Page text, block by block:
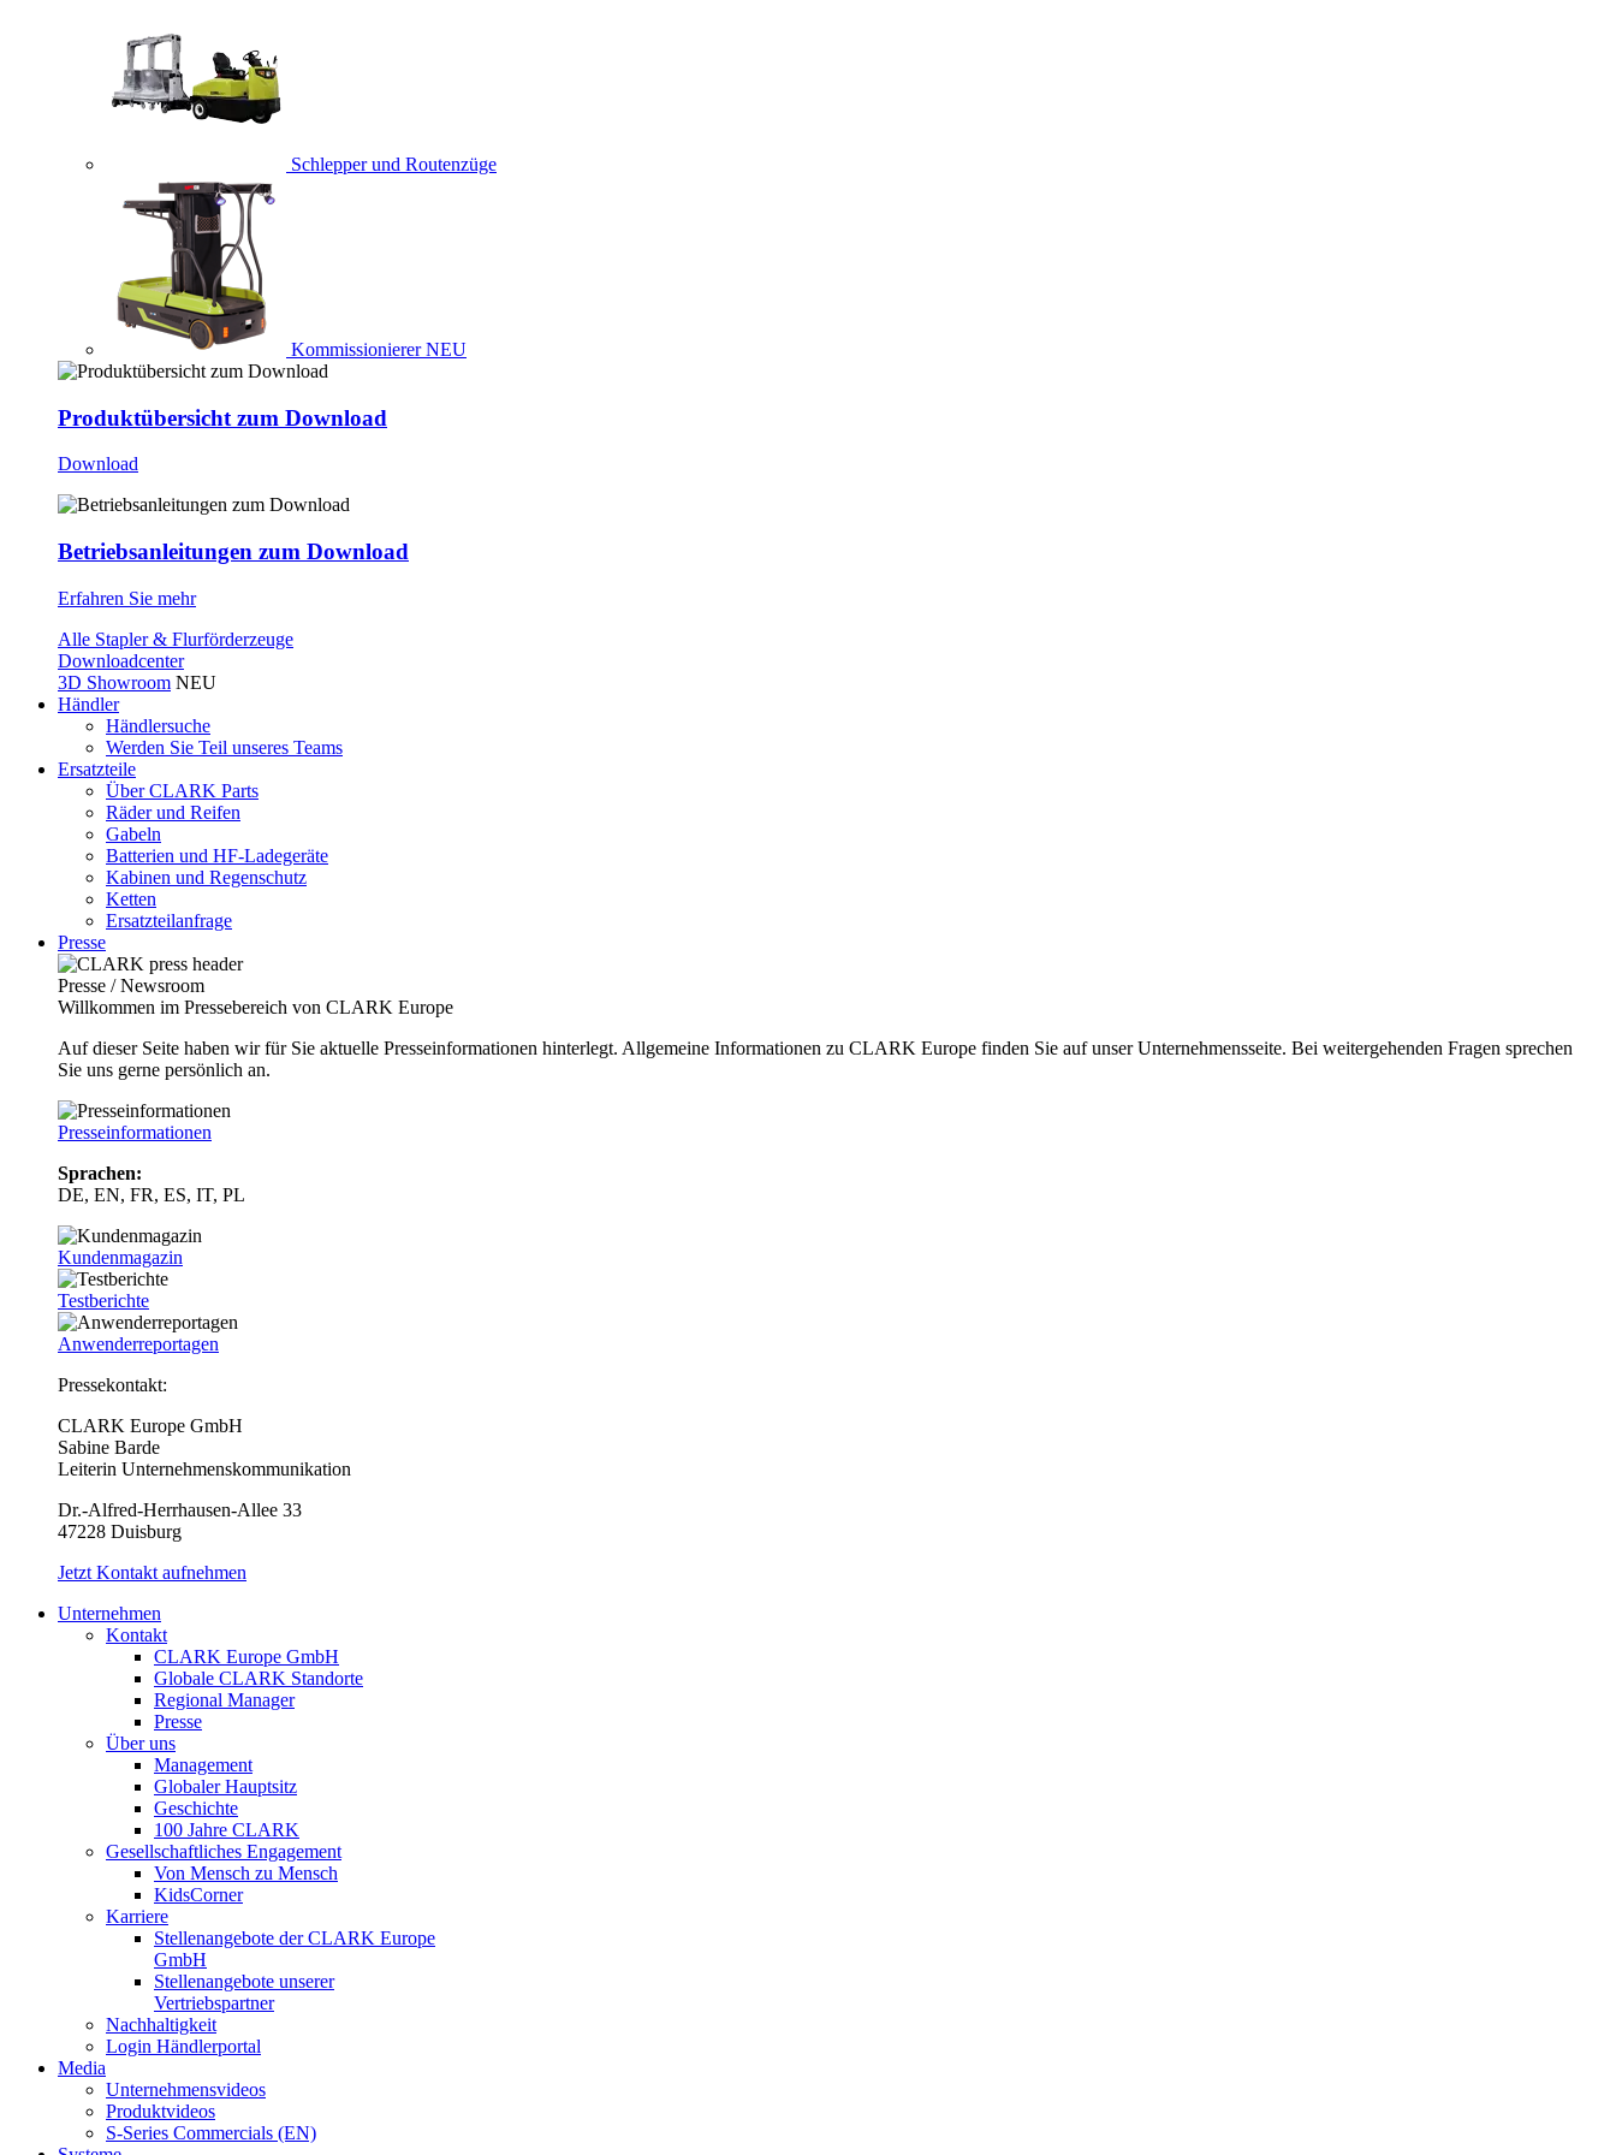
Schlepper und Routenzüge
Kommissionierer NEU
Produktübersicht zum Download
Download
Betriebsanleitungen zum Download
Erfahren Sie mehr
Alle Stapler & Flurförderzeuge
Downloadcenter
3D Showroom NEU
Händler
Händlersuche
Werden Sie Teil unseres Teams
Ersatzteile
Über CLARK Parts
Räder und Reifen
Gabeln
Batterien und HF-Ladegeräte
Kabinen und Regenschutz
Ketten
Ersatzteilanfrage
Presse
Presse / Newsroom
Willkommen im Pressebereich von CLARK Europe
Auf dieser Seite haben wir für Sie aktuelle Presseinformationen hinterlegt. Allgemeine Informationen zu CLARK Europe finden Sie auf unser Unternehmensseite. Bei weitergehenden Fragen sprechen
Sie uns gerne persönlich an.
Presseinformationen
Sprachen:
DE, EN, FR, ES, IT, PL
Kundenmagazin
Testberichte
Anwenderreportagen
Pressekontakt:
CLARK Europe GmbH
Sabine Barde
Leiterin Unternehmenskommunikation
Dr.-Alfred-Herrhausen-Allee 33
47228 Duisburg
Jetzt Kontakt aufnehmen
Unternehmen
Kontakt
CLARK Europe GmbH
Globale CLARK Standorte
Regional Manager
Presse
Über uns
Management
Globaler Hauptsitz
Geschichte
100 Jahre CLARK
Gesellschaftliches Engagement
Von Mensch zu Mensch
KidsCorner
Karriere
Stellenangebote der CLARK Europe
GmbH
Stellenangebote unserer
Vertriebspartner
Nachhaltigkeit
Login Händlerportal
Media
Unternehmensvideos
Produktvideos
S-Series Commercials (EN)